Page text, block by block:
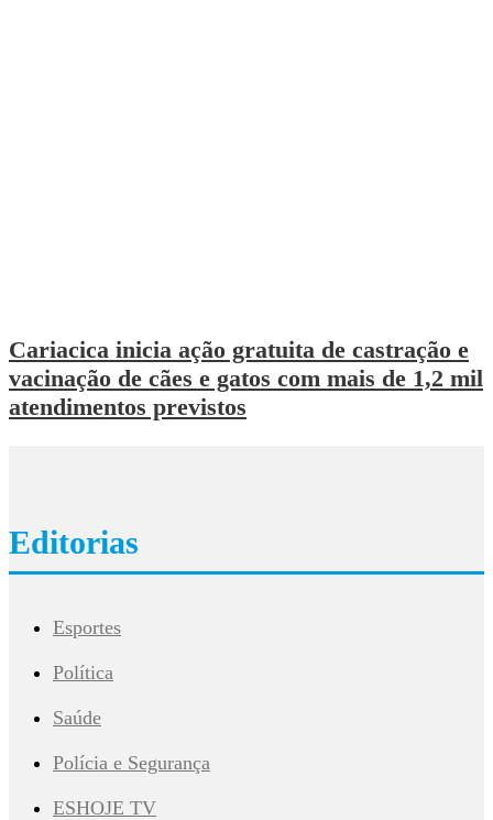
Cariacica inicia ação gratuita de castração e
vacinação de cães e gatos com mais de 1,2 mil
atendimentos previstos
Editorias
Esportes
Política
Saúde
Polícia e Segurança
ESHOJE TV